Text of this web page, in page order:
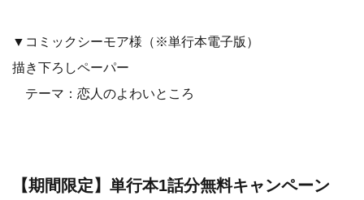
▼コミックシーモア様（※単行本電子版）
描き下ろしペーパー
テーマ：恋人のよわいところ
【期間限定】単行本1話分無料キャンペーン